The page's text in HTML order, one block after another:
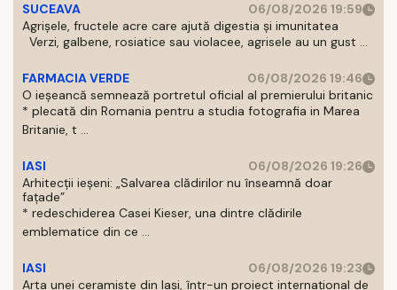
SUCEAVA
06/08/2026 19:59
Agrișele, fructele acre care ajută digestia și imunitatea
Verzi, galbene, rosiatice sau violacee, agrisele au un gust ...
FARMACIA VERDE
06/08/2026 19:46
O ieșeancă semnează portretul oficial al premierului britanic
* plecată din Romania pentru a studia fotografia in Marea
Britanie, t ...
IASI
06/08/2026 19:26
Arhitecții ieșeni: „Salvarea clădirilor nu înseamnă doar
fațade”
* redeschiderea Casei Kieser, una dintre clădirile
emblematice din ce ...
IASI
06/08/2026 19:23
Arta unei ceramiste din Iași, într-un proiect internațional de